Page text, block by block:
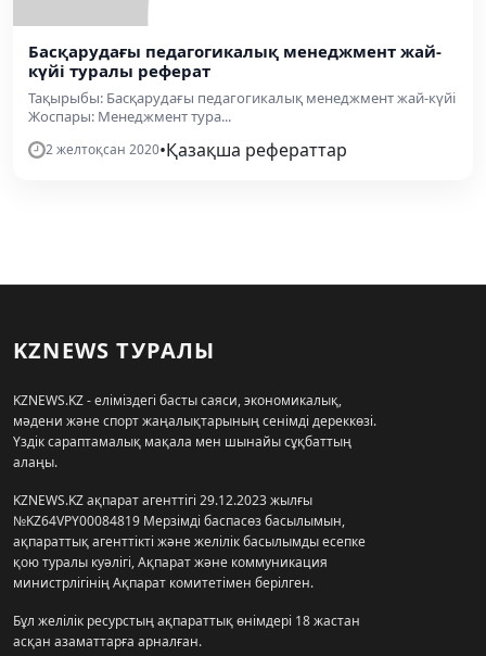
Басқарудағы педагогикалық менеджмент жай-
күйі туралы реферат
Тақырыбы: Басқарудағы педагогикалық менеджмент жай-күйі
Жоспары: Менеджмент тура...
2 желтоқсан 2020•Қазақша рефераттар
KZNEWS ТУРАЛЫ
KZNEWS.KZ - еліміздегі басты саяси, экономикалық,
мәдени және спорт жаңалықтарының сенімді дереккөзі.
Үздік сараптамалық мақала мен шынайы сұқбаттың
алаңы.
KZNEWS.KZ ақпарат агенттігі 29.12.2023 жылғы
№KZ64VPY00084819 Мерзімді баспасөз басылымын,
ақпараттық агенттікті және желілік басылымды есепке
қою туралы куәлігі, Ақпарат және коммуникация
министрлігінің Ақпарат комитетімен берілген.
Бұл желілік ресурстың ақпараттық өнімдері 18 жастан
асқан азаматтарға арналған.